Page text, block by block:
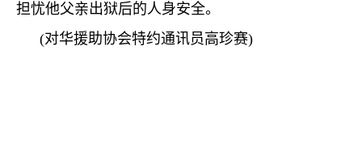
担忧他父亲出狱后的人身安全。
(对华援助协会特约通讯员高珍赛)